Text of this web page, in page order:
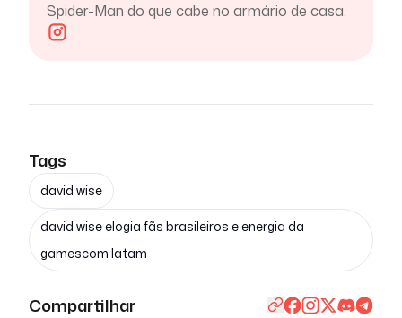
Spider-Man do que cabe no armário de casa.
Tags
david wise
david wise elogia fãs brasileiros e energia da
gamescom latam
Compartilhar